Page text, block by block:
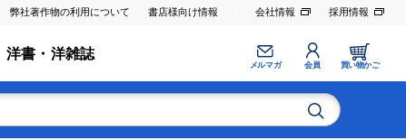
弊社著作物の利用について 書店様向け情報 会社情報 採用情報
洋書・洋雑誌
メルマガ 会員 買い物かご